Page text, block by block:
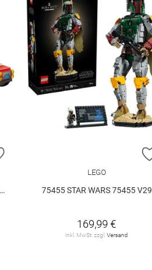
ZUR WUNSCHLISTE HINZUFÜGEN
LEGO
75455 STAR WARS 75455 V29
169,99 €
inkl. MwSt. zzgl.Versand